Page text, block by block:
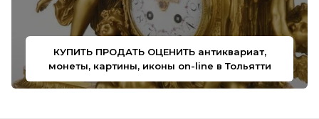
КУПИТЬ ПРОДАТЬ ОЦЕНИТЬ антиквариат,
монеты, картины, иконы on-line в Тольятти